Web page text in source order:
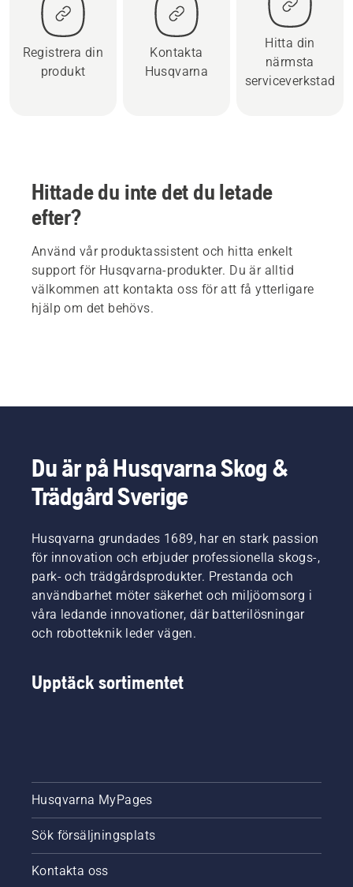
Registrera din
produkt
Kontakta
Husqvarna
Hitta din
närmsta
serviceverkstad
Hittade du inte det du letade
efter?
Använd vår produktassistent och hitta enkelt
support för Husqvarna-produkter. Du är alltid
välkommen att kontakta oss för att få ytterligare
hjälp om det behövs.
Du är på Husqvarna Skog &
Trädgård Sverige
Husqvarna grundades 1689, har en stark passion
för innovation och erbjuder professionella skogs-,
park- och trädgårdsprodukter. Prestanda och
användbarhet möter säkerhet och miljöomsorg i
våra ledande innovationer, där batterilösningar
och robotteknik leder vägen.
Upptäck sortimentet
Husqvarna MyPages
Sök försäljningsplats
Kontakta oss